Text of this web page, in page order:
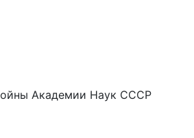
Академии Наук СССР